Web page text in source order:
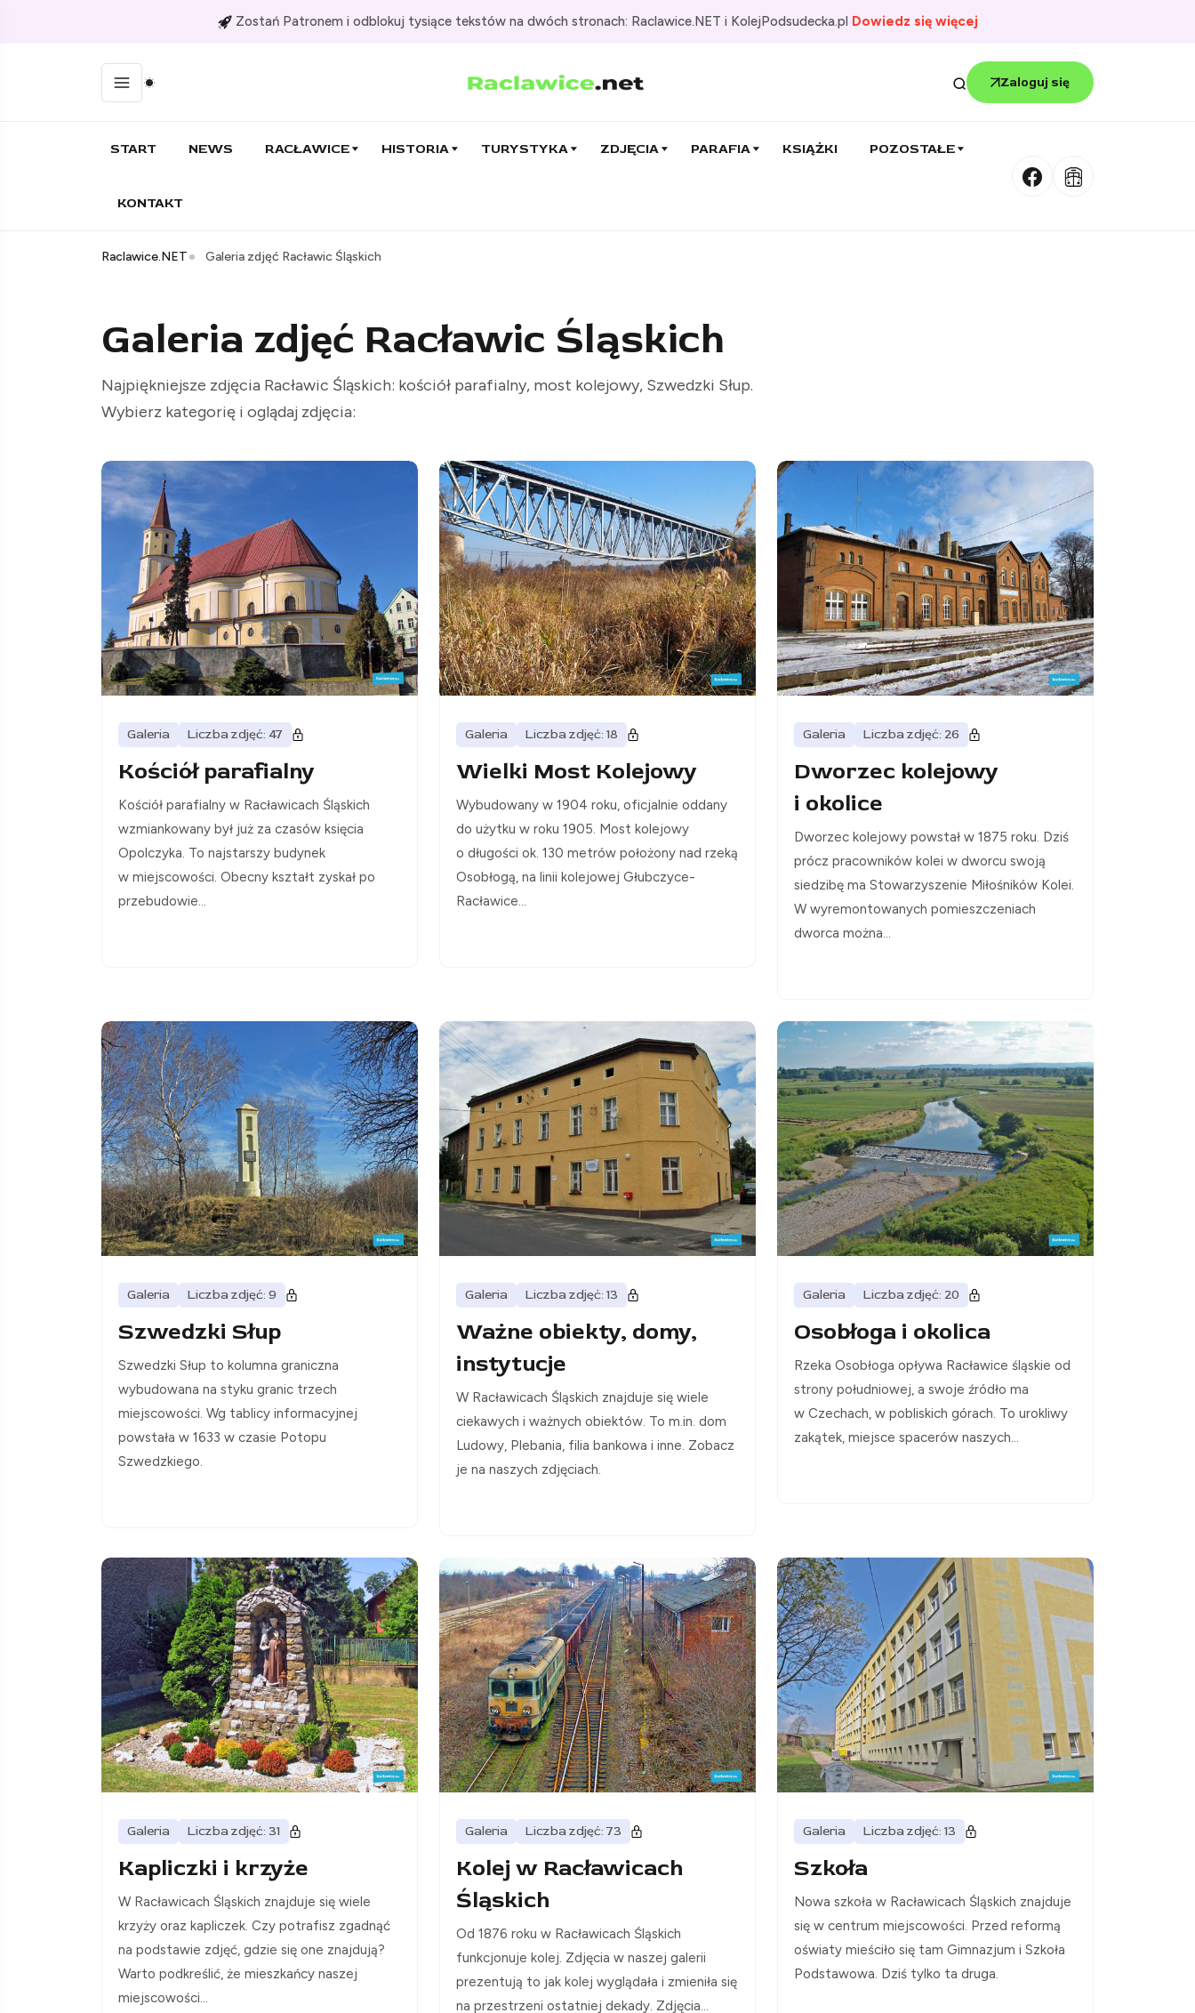
Zostań Patronem i odblokuj tysiące tekstów na dwóch stronach: Raclawice.NET i KolejPodsudecka.pl Dowiedz się więcej
Zaloguj się
START NEWS RACŁAWICE HISTORIA TURYSTYKA ZDJĘCIA PARAFIA KSIĄŻKI POZOSTAŁE
KONTAKT
Raclawice.NET Galeria zdjęć Racławic Śląskich
Galeria zdjęć Racławic Śląskich
Najpiękniejsze zdjęcia Racławic Śląskich: kościół parafialny, most kolejowy, Szwedzki Słup.
Wybierz kategorię i oglądaj zdjęcia:
Galeria Liczba zdjęć: 47
Kościół parafialny
Kościół parafialny w Racławicach Śląskich
wzmiankowany był już za czasów księcia
Opolczyka. To najstarszy budynek
w miejscowości. Obecny kształt zyskał po
przebudowie...
Galeria Liczba zdjęć: 18
Wielki Most Kolejowy
Wybudowany w 1904 roku, oficjalnie oddany
do użytku w roku 1905. Most kolejowy
o długości ok. 130 metrów położony nad rzeką
Osobłogą, na linii kolejowej Głubczyce-
Racławice...
Galeria Liczba zdjęć: 26
Dworzec kolejowy
i okolice
Dworzec kolejowy powstał w 1875 roku. Dziś
prócz pracowników kolei w dworcu swoją
siedzibę ma Stowarzyszenie Miłośników Kolei.
W wyremontowanych pomieszczeniach
dworca można...
Galeria Liczba zdjęć: 9
Szwedzki Słup
Szwedzki Słup to kolumna graniczna
wybudowana na styku granic trzech
miejscowości. Wg tablicy informacyjnej
powstała w 1633 w czasie Potopu
Szwedzkiego.
Galeria Liczba zdjęć: 13
Ważne obiekty, domy,
instytucje
W Racławicach Śląskich znajduje się wiele
ciekawych i ważnych obiektów. To m.in. dom
Ludowy, Plebania, filia bankowa i inne. Zobacz
je na naszych zdjęciach.
Galeria Liczba zdjęć: 20
Osobłoga i okolica
Rzeka Osobłoga opływa Racławice śląskie od
strony południowej, a swoje źródło ma
w Czechach, w pobliskich górach. To urokliwy
zakątek, miejsce spacerów naszych...
Galeria Liczba zdjęć: 31
Kapliczki i krzyże
W Racławicach Śląskich znajduje się wiele
krzyży oraz kapliczek. Czy potrafisz zgadnąć
na podstawie zdjęć, gdzie się one znajdują?
Warto podkreślić, że mieszkańcy naszej
miejscowości...
Galeria Liczba zdjęć: 73
Kolej w Racławicach
Śląskich
Od 1876 roku w Racławicach Śląskich
funkcjonuje kolej. Zdjęcia w naszej galerii
prezentują to jak kolej wyglądała i zmieniła się
na przestrzeni ostatniej dekady. Zdjęcia...
Galeria Liczba zdjęć: 13
Szkoła
Nowa szkoła w Racławicach Śląskich znajduje
się w centrum miejscowości. Przed reformą
oświaty mieściło się tam Gimnazjum i Szkoła
Podstawowa. Dziś tylko ta druga.